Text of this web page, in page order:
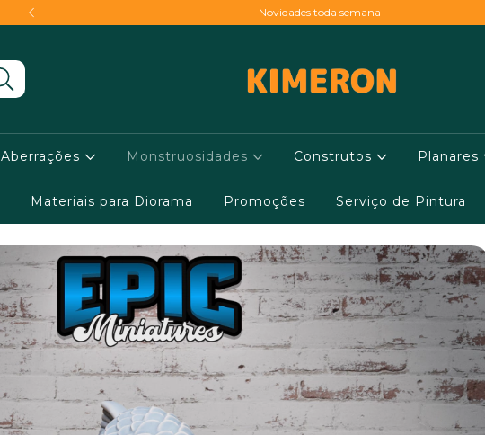
Novidades toda semana
Aberrações Monstruosidades Construtos Planares
Materiais para Diorama Promoções Serviço de Pintura